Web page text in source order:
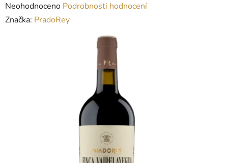
Průměrné
hodnocení
Neohodnoceno Podrobnosti hodnocení
Značka: PradoRey